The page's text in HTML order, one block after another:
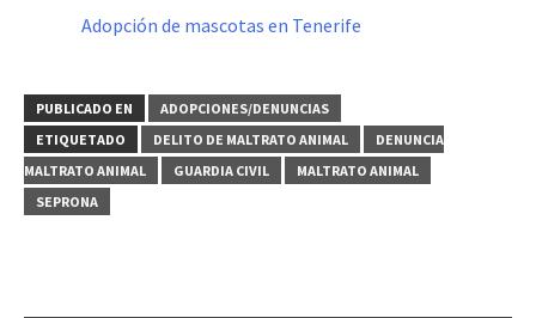
Adopción de mascotas en Tenerife
PUBLICADO EN
ADOPCIONES/DENUNCIAS
ETIQUETADO
DELITO DE MALTRATO ANIMAL
DENUNCIA
MALTRATO ANIMAL
GUARDIA CIVIL
MALTRATO ANIMAL
SEPRONA